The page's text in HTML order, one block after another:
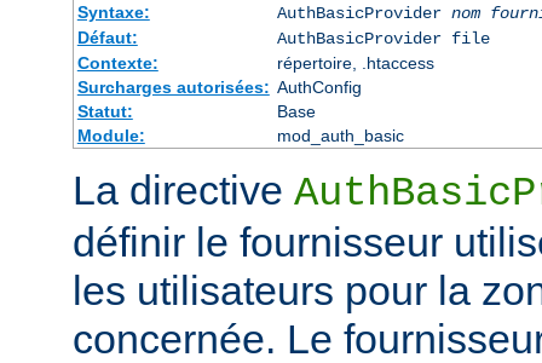
Syntaxe:
AuthBasicProvider nom
Défaut:
AuthBasicProvider file
Contexte:
répertoire, .htaccess
Surcharges autorisées: AuthConfig
Statut:
Base
Module:
mod_auth_basic
La directive
définir le fournisseur
les utilisateurs pour la
concernée. Le